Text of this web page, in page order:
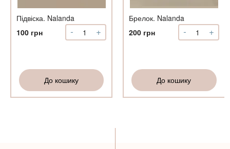
Підвіска. Nalanda
100 грн -
Підвіска.
Nalanda
+
До кошику
Брелок. Nalanda
200 грн -
Брелок.
Nalanda
+
До кошику